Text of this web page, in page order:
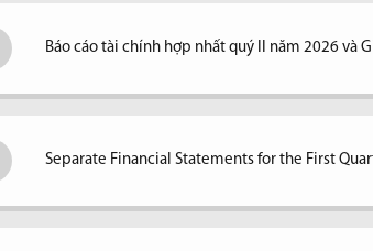
Báo cáo tài chính hợp nhất quý II năm 2026 và
Separate Financial Statements for the First